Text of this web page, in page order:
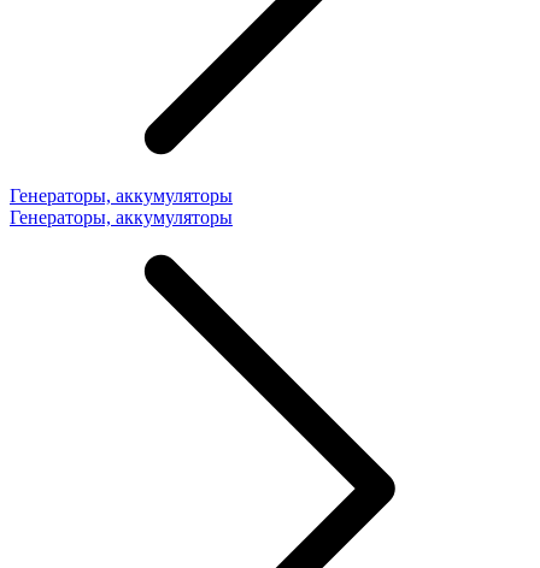
Генераторы, аккумуляторы
Генераторы, аккумуляторы